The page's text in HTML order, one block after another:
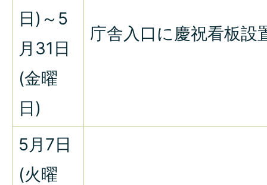
日)～5
月31日
(金曜
日)
庁舎入口に慶祝看板設
5月7日
(火曜